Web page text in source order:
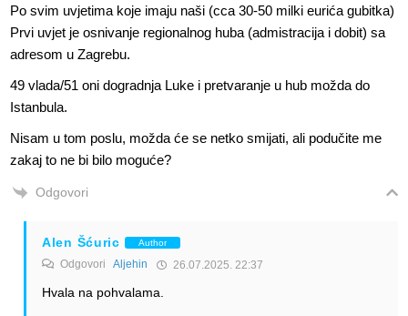
Po svim uvjetima koje imaju naši (cca 30-50 milki eurića gubitka)
Prvi uvjet je osnivanje regionalnog huba (admistracija i dobit) sa
adresom u Zagrebu.
49 vlada/51 oni dogradnja Luke i pretvaranje u hub možda do
Istanbula.
Nisam u tom poslu, možda će se netko smijati, ali podučite me
zakaj to ne bi bilo moguće?
Odgovori
Alen Šćuric Author
Odgovori Aljehin 26.07.2025. 22:37
Hvala na pohvalama.